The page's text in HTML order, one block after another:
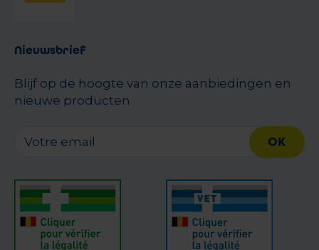
Nieuwsbrief
Blijf op de hoogte van onze aanbiedingen en
nieuwe producten
OK